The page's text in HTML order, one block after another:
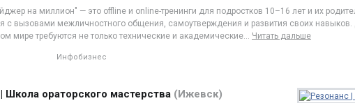
на миллион" — это offline и online-тренинги для подростков 10–16 лет и их
с вызовами межличностного общения, самоутверждения и развития своих
мире требуются не только технические и академические… Читать дальше
Инфобизнес
Школа ораторского мастерства (Ижевск)